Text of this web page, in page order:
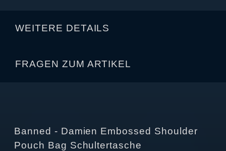
WEITERE DETAILS
FRAGEN ZUM ARTIKEL
Banned - Damien Embossed Shoulder
Pouch Bag Schultertasche